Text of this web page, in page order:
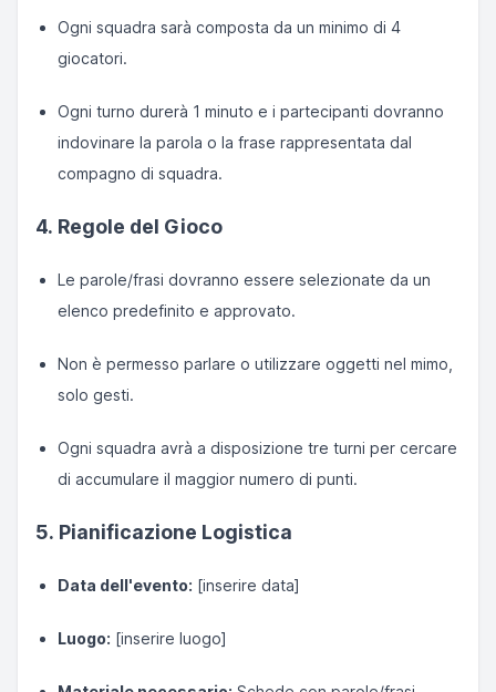
Ogni squadra sarà composta da un minimo di 4
giocatori.
Ogni turno durerà 1 minuto e i partecipanti dovranno
indovinare la parola o la frase rappresentata dal
compagno di squadra.
4. Regole del Gioco
Le parole/frasi dovranno essere selezionate da un
elenco predefinito e approvato.
Non è permesso parlare o utilizzare oggetti nel mimo,
solo gesti.
Ogni squadra avrà a disposizione tre turni per cercare
di accumulare il maggior numero di punti.
5. Pianificazione Logistica
Data dell'evento: [inserire data]
Luogo: [inserire luogo]